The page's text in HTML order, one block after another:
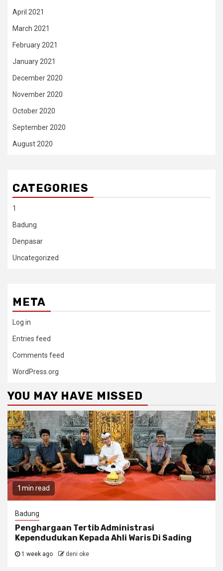
April 2021
March 2021
February 2021
January 2021
December 2020
November 2020
October 2020
September 2020
August 2020
CATEGORIES
1
Badung
Denpasar
Uncategorized
META
Log in
Entries feed
Comments feed
WordPress.org
YOU MAY HAVE MISSED
1 min read
Badung
Penghargaan Tertib Administrasi
Kependudukan Kepada Ahli Waris Di Sading
1 week ago deni oke